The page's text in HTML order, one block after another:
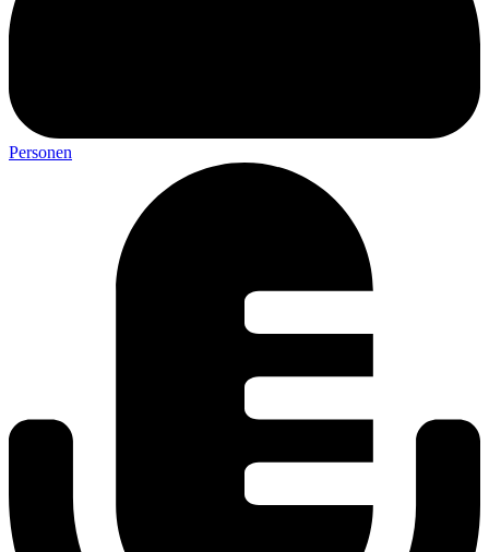
Personen